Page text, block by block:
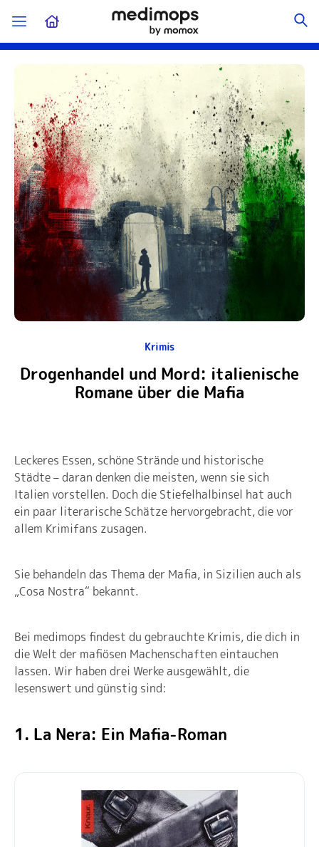
Krimis
Drogenhandel und Mord: italienische
Romane über die Mafia
Leckeres Essen, schöne Strände und historische
Städte – daran denken die meisten, wenn sie sich
Italien vorstellen. Doch die Stiefelhalbinsel hat auch
ein paar literarische Schätze hervorgebracht, die vor
allem Krimifans zusagen.
Sie behandeln das Thema der Mafia, in Sizilien auch als
„Cosa Nostra“ bekannt.
Bei medimops findest du gebrauchte Krimis, die dich in
die Welt der mafiösen Machenschaften eintauchen
lassen. Wir haben drei Werke ausgewählt, die
lesenswert und günstig sind:
1. La Nera: Ein Mafia-Roman